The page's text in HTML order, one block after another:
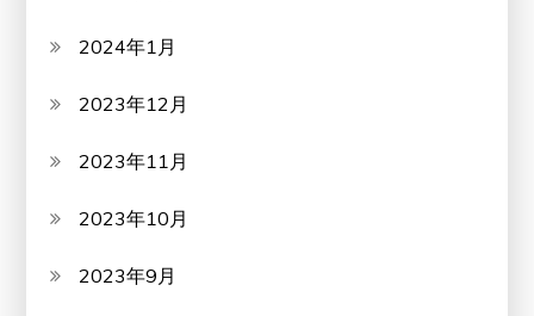
2024年1月
2023年12月
2023年11月
2023年10月
2023年9月